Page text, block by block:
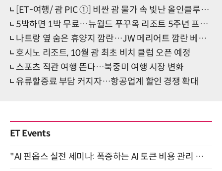
[ET-여행/ 괌 PIC ①] 비싼 괌 물가 속 빛난 올인클루시브… PIC 골드패스, 여행의 뷔페를 완성하다
5박하면 1박 무료…뉴월드 푸꾸옥 리조트 5주년 프로모션
나트랑 옆 숨은 휴양지 깜란…JW 메리어트 깜란 베이의 특별한 하루
호시노 리조트, 10월 괌 최초 비치 클럽 오픈 예정
스포츠 직관 여행 뜬다…북중미 여행 시장 변화
유류할증료 부담 커지자…항공업계 할인 경쟁 확대
ET Events
"AI 핀옵스 실전 세미나: 폭증하는 AI 토큰 비용 관리 전략" 8월 21일 개최